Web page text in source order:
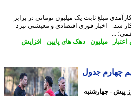
مبلغ ثابت یک میلیون تومانی در برابر
اخبار فوری اقتصادی و معیشتی نبرد
...
-میلیون-دهک های پایین-افزایش
-
جدول
- چهارشنبه